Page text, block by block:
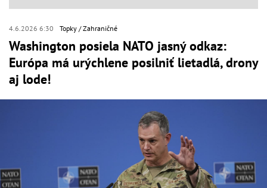
4.6.2026 6:30 Topky Zahraničné
Washington posiela NATO jasný odkaz:
Európa má urýchlene posilniť lietadlá, drony
aj lode!